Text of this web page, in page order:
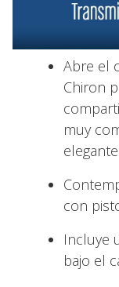
Abre el
Chiron
muy
con
Incluye
bajo el